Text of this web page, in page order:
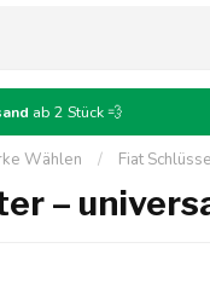
ab 2 Stück 💨
Wählen / Fiat
–